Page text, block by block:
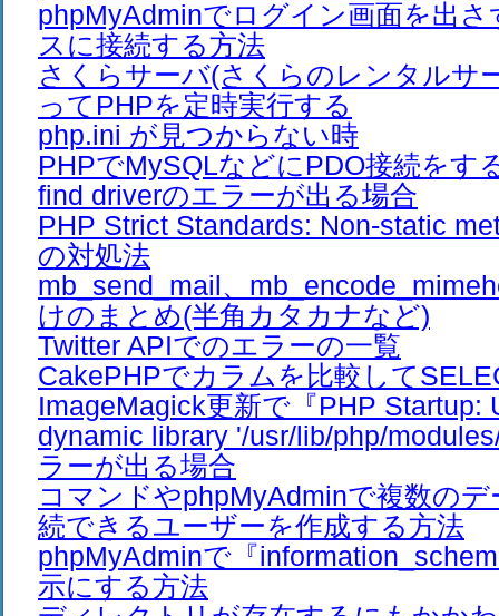
phpMyAdminでログイン画面を出
スに接続する方法
さくらサーバ(さくらのレンタルサ
ってPHPを定時実行する
php.ini が見つからない時
PHPでMySQLなどにPDO接続をす
find driverのエラーが出る場合
PHP Strict Standards: Non-static
の対処法
mb_send_mail、
けのまとめ(半角カタカナなど)
Twitter APIでのエラーの一覧
CakePHPでカラムを比較して
ImageMagick更新で『PHP Startup:
dynamic library '/usr/lib/php/
ラーが出る場合
コマンドやphpMyAdminで複数の
続できるユーザーを作成する方法
phpMyAdminで『
示にする方法